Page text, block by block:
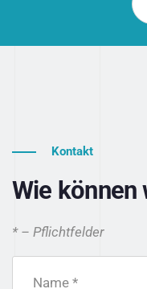
Kontakt
Wie können
* – Pflichtfelder
Name *